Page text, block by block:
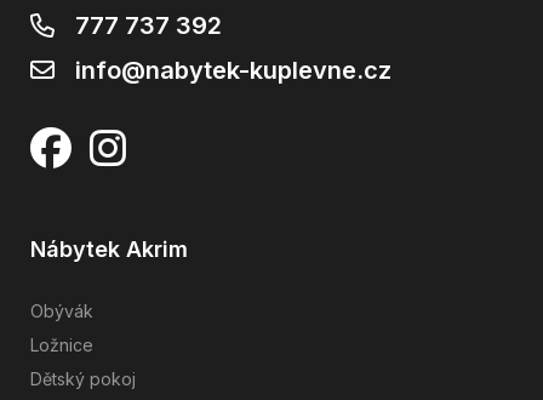
777 737 392
info@nabytek-kuplevne.cz
Nábytek Akrim
Obývák
Ložnice
Dětský pokoj